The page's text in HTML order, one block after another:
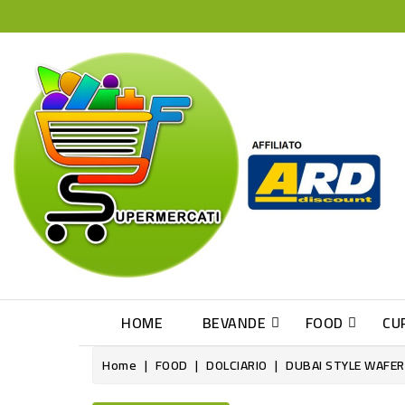
HOME BEVANDE FOOD
Home FOOD DOLCIARIO DUBAI STYLE